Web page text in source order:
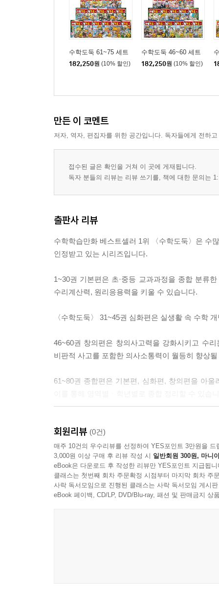
수학도둑 61~75 세트
182,250원 (10% 할인)
수학도둑 46~60 세트
182,250원 (10% 할인)
만든 이 코멘트
저자, 역자, 편집자를 위한 공간입니다. 독자들에게 전하
접수된 글은 확인을 거쳐 이 곳에 게재됩니다.
독자 분들의 리뷰는 리뷰 쓰기를, 책에 대한 문의는
출판사 리뷰
수학학습만화 베스트셀러 1위 〈수학도둑〉은 수
인정받고 있는 시리즈입니다.
1~30권 기본편은 초·중등 교과과정을 종합 분류
수리계산력, 원리응용력을 키울 수 있습니다.
〈수학도둑〉 31~45권 심화편은 실생활 속 수학
46~60권 창의편은 창의사고력을 강화시키고 수
비판적 사고를 포함한 의사소통력이 월등히 향상
61~80권 종합편은 기본편, 심화편, 창의편을 아
구성하였습니다.
수학도둑 〈워크북〉에서는 수학적 호기심과 관
높였습니다.
회원리뷰 (0건)
매주 10건의 우수리뷰를 선정하여 YES포인트 3만원을 드
3,000원 이상 구매 후 리뷰 작성 시 일반회원 300원, 마니
eBook은 다운로드 후 작성한 리뷰만 YES포인트 지급됩니
클래스는 첫번째 회차 주문확정 시점부터 마지막 회차 주
사락 독서모임으로 진행된 클래스는 사락 독서모임 게시
eBook 페이백, CD/LP, DVD/Blu-ray, 패션 및 판매금지 상